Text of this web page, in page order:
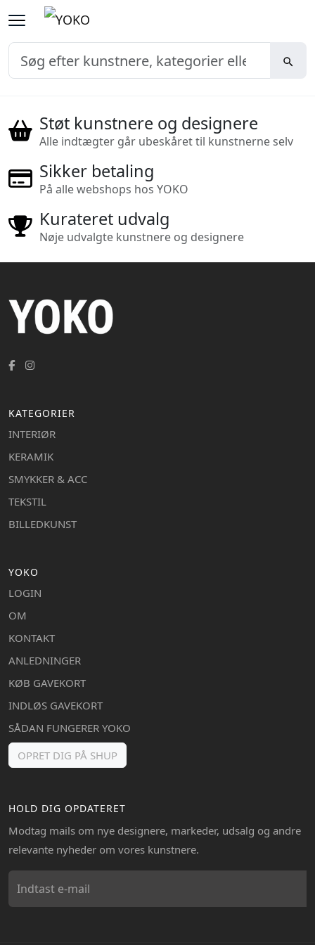
Støt kunstnere og designere
Alle indtægter går ubeskåret til kunstnerne selv
Sikker betaling
På alle webshops hos YOKO
Kurateret udvalg
Nøje udvalgte kunstnere og designere
KATEGORIER
INTERIØR
KERAMIK
SMYKKER & ACC
TEKSTIL
BILLEDKUNST
YOKO
LOGIN
OM
KONTAKT
ANLEDNINGER
KØB GAVEKORT
INDLØS GAVEKORT
SÅDAN FUNGERER YOKO
OPRET DIG PÅ SHUP
HOLD DIG OPDATERET
Modtag mails om nye designere, markeder, udsalg og andre
relevante nyheder om vores kunstnere.